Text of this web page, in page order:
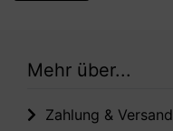
Mehr über...
Zahlung & Versand